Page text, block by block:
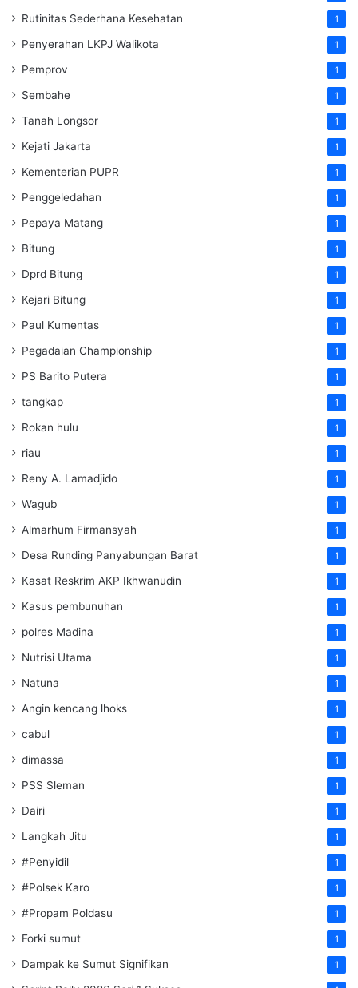
Rutinitas Sederhana Kesehatan 1
Penyerahan LKPJ Walikota 1
Pemprov 1
Sembahe 1
Tanah Longsor 1
Kejati Jakarta 1
Kementerian PUPR 1
Penggeledahan 1
Pepaya Matang 1
Bitung 1
Dprd Bitung 1
Kejari Bitung 1
Paul Kumentas 1
Pegadaian Championship 1
PS Barito Putera 1
tangkap 1
Rokan hulu 1
riau 1
Reny A. Lamadjido 1
Wagub 1
Almarhum Firmansyah 1
Desa Runding Panyabungan Barat 1
Kasat Reskrim AKP Ikhwanudin 1
Kasus pembunuhan 1
polres Madina 1
Nutrisi Utama 1
Natuna 1
Angin kencang lhoks 1
cabul 1
dimassa 1
PSS Sleman 1
Dairi 1
Langkah Jitu 1
#Penyidil 1
#Polsek Karo 1
#Propam Poldasu 1
Forki sumut 1
Dampak ke Sumut Signifikan 1